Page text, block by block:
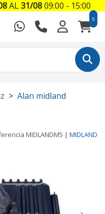
0
Alan midland
MIDLANDM5 | MIDLAND
AL31/0809:00 - 15:00